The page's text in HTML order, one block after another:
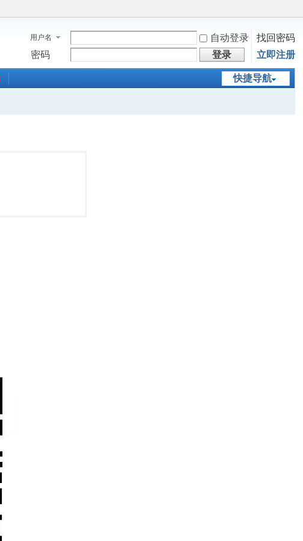
用户名 自动登录
找回密码
密码
登录 立即注册
快捷导航